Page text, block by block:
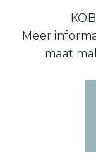
Meer
maat